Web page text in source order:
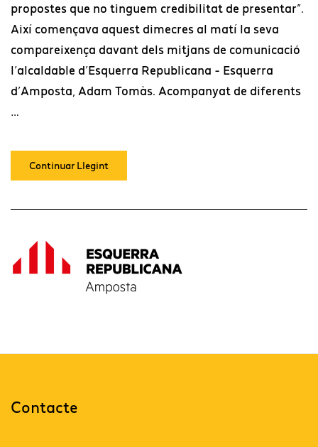
propostes que no tinguem credibilitat de presentar”.
Així començava aquest dimecres al matí la seva
compareixença davant dels mitjans de comunicació
l’alcaldable d’Esquerra Republicana - Esquerra
d’Amposta, Adam Tomàs. Acompanyat de diferents
…
Continuar Llegint
Contacte